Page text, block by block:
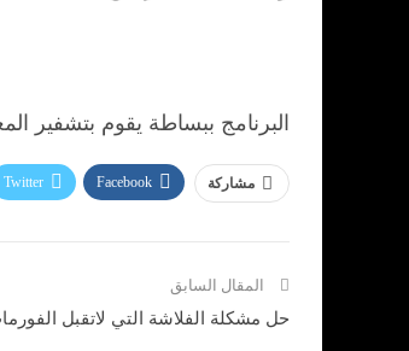
البرنامج ببساطة يقوم بتشفير
مشاركة Facebook
Twitter
المقال السابق
حل مشكلة الفلاشة التي لاتقبل